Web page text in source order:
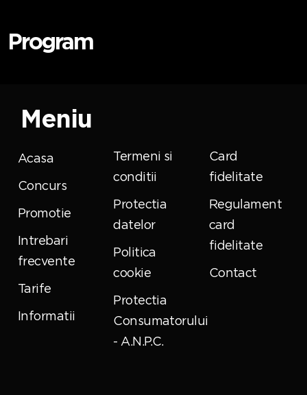
Program
Meniu
Acasa
Concurs
Promotie
Intrebari
frecvente
Tarife
Informatii
Termeni si
conditii
Protectia
datelor
Politica
cookie
Protectia
Consumatorului
- A.N.P.C.
Card
fidelitate
Regulament
card
fidelitate
Contact